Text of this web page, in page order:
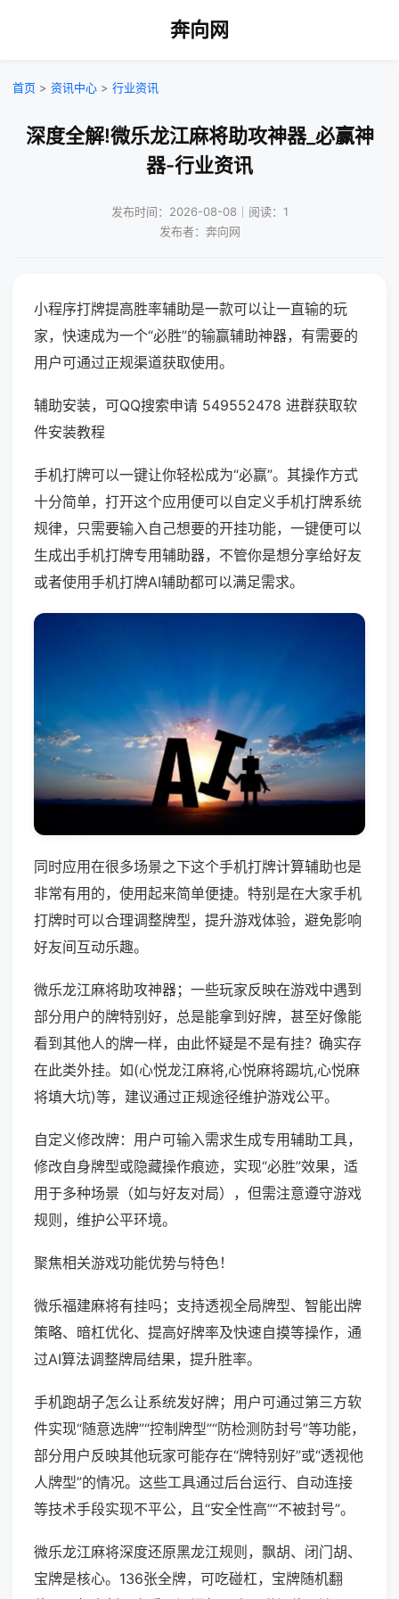
奔向网
首页 > 资讯中心 > 行业资讯
深度全解!微乐龙江麻将助攻神器_必赢神
器-行业资讯
发布时间：2026-08-08｜阅读：1
发布者：奔向网
小程序打牌提高胜率辅助是一款可以让一直输的玩
家，快速成为一个“必胜”的输赢辅助神器，有需要的
用户可通过正规渠道获取使用。
辅助安装，可QQ搜索申请 549552478 进群获取软
件安装教程
手机打牌可以一键让你轻松成为“必赢”。其操作方式
十分简单，打开这个应用便可以自定义手机打牌系统
规律，只需要输入自己想要的开挂功能，一键便可以
生成出手机打牌专用辅助器，不管你是想分享给好友
或者使用手机打牌AI辅助都可以满足需求。
同时应用在很多场景之下这个手机打牌计算辅助也是
非常有用的，使用起来简单便捷。特别是在大家手机
打牌时可以合理调整牌型，提升游戏体验，避免影响
好友间互动乐趣。
微乐龙江麻将助攻神器；一些玩家反映在游戏中遇到
部分用户的牌特别好，总是能拿到好牌，甚至好像能
看到其他人的牌一样，由此怀疑是不是有挂？确实存
在此类外挂。如(心悦龙江麻将,心悦麻将踢坑,心悦麻
将填大坑)等，建议通过正规途径维护游戏公平。
自定义修改牌：用户可输入需求生成专用辅助工具，
修改自身牌型或隐藏操作痕迹，实现“必胜”效果，适
用于多种场景（如与好友对局），但需注意遵守游戏
规则，维护公平环境。
聚焦相关游戏功能优势与特色！
微乐福建麻将有挂吗；支持透视全局牌型、智能出牌
策略、暗杠优化、提高好牌率及快速自摸等操作，通
过AI算法调整牌局结果，提升胜率。
手机跑胡子怎么让系统发好牌；用户可通过第三方软
件实现“随意选牌”“控制牌型”“防检测防封号”等功能，
部分用户反映其他玩家可能存在“牌特别好”或“透视他
人牌型”的情况。这些工具通过后台运行、自动连接
等技术手段实现不平公，且“安全性高”“不被封号”。
微乐龙江麻将深度还原黑龙江规则，飘胡、闭门胡、
宝牌是核心。136张全牌，可吃碰杠，宝牌随机翻